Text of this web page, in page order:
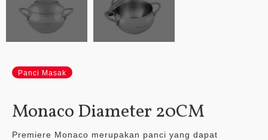
Panci Masak
Monaco Diameter 20CM
Premiere Monaco merupakan panci yang dapat